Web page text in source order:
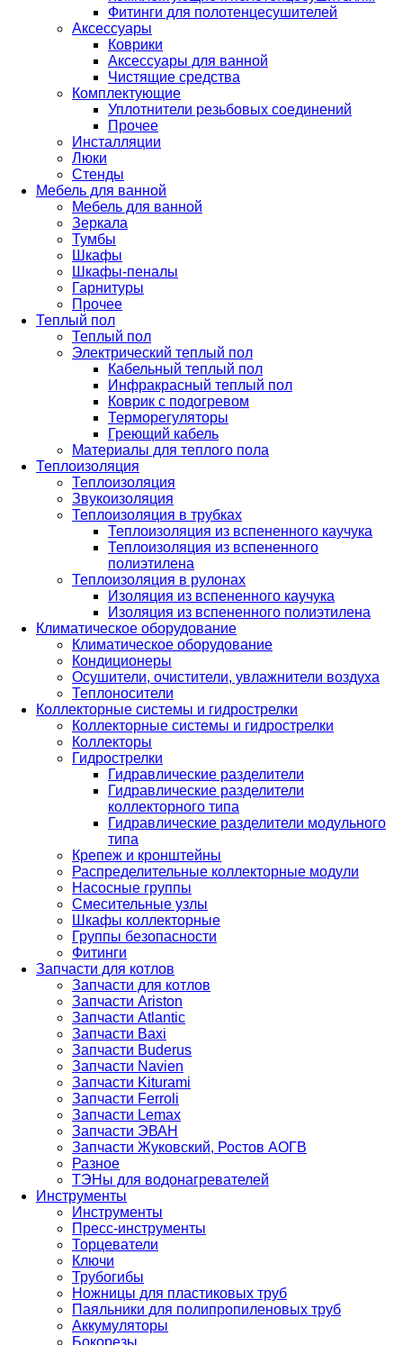
Фитинги для полотенцесушителей
Аксессуары
Коврики
Аксессуары для ванной
Чистящие средства
Комплектующие
Уплотнители резьбовых соединений
Прочее
Инсталляции
Люки
Стенды
Мебель для ванной
Мебель для ванной
Зеркала
Тумбы
Шкафы
Шкафы-пеналы
Гарнитуры
Прочее
Теплый пол
Теплый пол
Электрический теплый пол
Кабельный теплый пол
Инфракрасный теплый пол
Коврик с подогревом
Терморегуляторы
Греющий кабель
Материалы для теплого пола
Теплоизоляция
Теплоизоляция
Звукоизоляция
Теплоизоляция в трубках
Теплоизоляция из вспененного каучука
Теплоизоляция из вспененного
полиэтилена
Теплоизоляция в рулонах
Изоляция из вспененного каучука
Изоляция из вспененного полиэтилена
Климатическое оборудование
Климатическое оборудование
Кондиционеры
Осушители, очистители, увлажнители воздуха
Теплоносители
Коллекторные системы и гидрострелки
Коллекторные системы и гидрострелки
Коллекторы
Гидрострелки
Гидравлические разделители
Гидравлические разделители
коллекторного типа
Гидравлические разделители модульного
типа
Крепеж и кронштейны
Распределительные коллекторные модули
Насосные группы
Смесительные узлы
Шкафы коллекторные
Группы безопасности
Фитинги
Запчасти для котлов
Запчасти для котлов
Запчасти Ariston
Запчасти Atlantic
Запчасти Baxi
Запчасти Buderus
Запчасти Navien
Запчасти Kiturami
Запчасти Ferroli
Запчасти Lemax
Запчасти ЭВАН
Запчасти Жуковский, Ростов АОГВ
Разное
ТЭНы для водонагревателей
Инструменты
Инструменты
Пресс-инструменты
Торцеватели
Ключи
Трубогибы
Ножницы для пластиковых труб
Паяльники для полипропиленовых труб
Аккумуляторы